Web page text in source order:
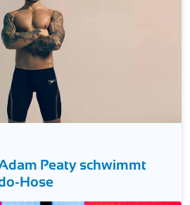
Peaty schwimmt
Hose